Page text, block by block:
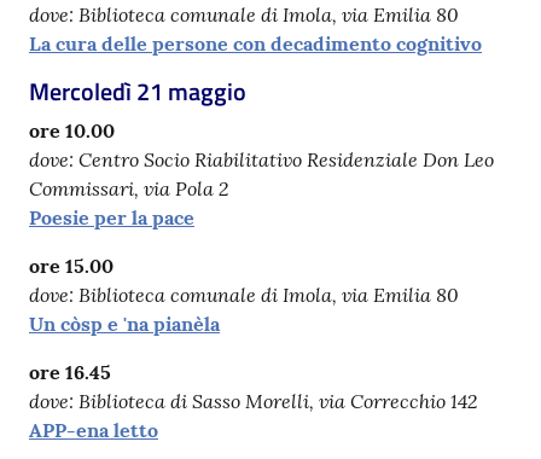
dove: Biblioteca comunale di Imola, via Emilia 80
La cura delle persone con decadimento cognitivo
Mercoledì 21 maggio
ore 10.00
dove: Centro Socio Riabilitativo Residenziale Don Leo
Commissari, via Pola 2
Poesie per la pace
ore 15.00
dove: Biblioteca comunale di Imola, via Emilia 80
Un còsp e 'na pianèla
ore 16.45
dove: Biblioteca di Sasso Morelli, via Correcchio 142
APP-ena letto